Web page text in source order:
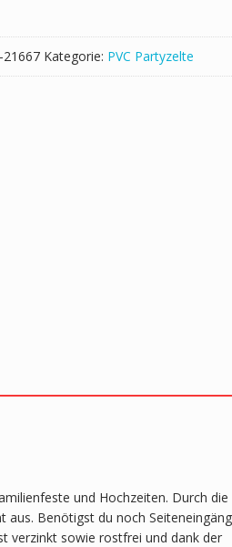
21667 Kategorie: PVC Partyzelte
und Hochzeiten. Durch die
Benötigst du noch
verzinkt sowie rostfrei und dank der